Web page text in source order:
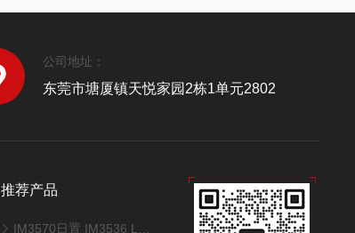
公司地址：
东莞市塘厦镇天悦家园2栋1单元2802
推荐产品
IM3570日置 IM3536 L2000高精度LCR测试仪带夹具